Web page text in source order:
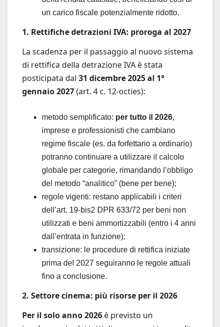
un carico fiscale potenzialmente ridotto.
1. Rettifiche detrazioni IVA: proroga al 2027
La scadenza per il passaggio al nuovo sistema
di rettifica della detrazione IVA è stata
posticipata dal 31 dicembre 2025 al 1°
gennaio 2027(art. 4 c. 12-octies):
metodo semplificato: per tutto il 2026,
imprese e professionisti che cambiano
regime fiscale (es. da forfettario a ordinario)
potranno continuare a utilizzare il calcolo
globale per categorie, rimandando l’obbligo
del metodo “analitico” (bene per bene);
regole vigenti: restano applicabili i criteri
dell’art. 19-bis2 DPR 633/72 per beni non
utilizzati e beni ammortizzabili (entro i 4 anni
dall’entrata in funzione);
transizione: le procedure di rettifica iniziate
prima del 2027 seguiranno le regole attuali
fino a conclusione.
2. Settore cinema: più risorse per il 2026
Per il solo anno 2026 è previsto un